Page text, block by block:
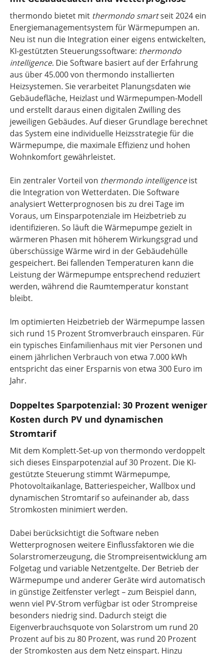
thermondo bietet mit thermondo smartseit 2024 ein
Energiemanagementsystem für Wärmepumpen an.
Neu ist nun die Integration einer eigens entwickelten,
KI-gestützten Steuerungssoftware: thermondo
intelligence. Die Software basiert auf der Erfahrung
aus über 45.000 von thermondo installierten
Heizsystemen. Sie verarbeitet Planungsdaten wie
Gebäudefläche, Heizlast und Wärmepumpen-Modell
und erstellt daraus einen digitalen Zwilling des
jeweiligen Gebäudes. Auf dieser Grundlage berechnet
das System eine individuelle Heizsstrategie für die
Wärmepumpe, die maximale Effizienz und hohen
Wohnkomfort gewährleistet.
Ein zentraler Vorteil von thermondo intelligenceist
die Integration von Wetterdaten. Die Software
analysiert Wetterprognosen bis zu drei Tage im
Voraus, um Einsparpotenziale im Heizbetrieb zu
identifizieren. So läuft die Wärmepumpe gezielt in
wärmeren Phasen mit höherem Wirkungsgrad und
überschüssige Wärme wird in der Gebäudehülle
gespeichert. Bei fallenden Temperaturen kann die
Leistung der Wärmepumpe entsprechend reduziert
werden, während die Raumtemperatur konstant
bleibt.
Im optimierten Heizbetrieb der Wärmepumpe lassen
sich rund 15 Prozent Stromverbrauch einsparen. Für
ein typisches Einfamilienhaus mit vier Personen und
einem jährlichen Verbrauch von etwa 7.000 kWh
entspricht das einer Ersparnis von etwa 300 Euro im
Jahr.
Doppeltes Sparpotenzial: 30 Prozent weniger
Kosten durch PV und dynamischen
Stromtarif
Mit dem Komplett-Set-up von thermondo verdoppelt
sich dieses Einsparpotenzial auf 30 Prozent. Die KI-
gestützte Steuerung stimmt Wärmepumpe,
Photovoltaikanlage, Batteriespeicher, Wallbox und
dynamischen Stromtarif so aufeinander ab, dass
Stromkosten minimiert werden.
Dabei berücksichtigt die Software neben
Wetterprognosen weitere Einflussfaktoren wie die
Solarstromerzeugung, die Strompreisentwicklung am
Folgetag und variable Netzentgelte. Der Betrieb der
Wärmepumpe und anderer Geräte wird automatisch
in günstige Zeitfenster verlegt – zum Beispiel dann,
wenn viel PV-Strom verfügbar ist oder Strompreise
besonders niedrig sind. Dadurch steigt die
Eigenverbrauchsquote von Solarstrom um rund 20
Prozent auf bis zu 80 Prozent, was rund 20 Prozent
der Stromkosten aus dem Netz einspart. Hinzu